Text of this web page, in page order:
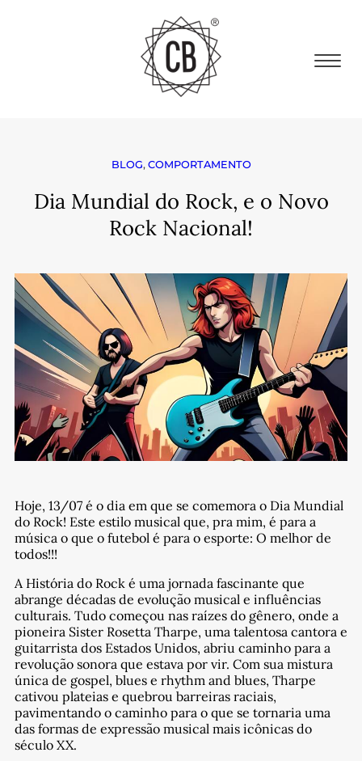
BLOG, COMPORTAMENTO
Dia Mundial do Rock, e o Novo
Rock Nacional!
Hoje, 13/07 é o dia em que se comemora o Dia Mundial
do Rock! Este estilo musical que, pra mim, é para a
música o que o futebol é para o esporte: O melhor de
todos!!!
A História do Rock é uma jornada fascinante que
abrange décadas de evolução musical e influências
culturais. Tudo começou nas raízes do gênero, onde a
pioneira Sister Rosetta Tharpe, uma talentosa cantora e
guitarrista dos Estados Unidos, abriu caminho para a
revolução sonora que estava por vir. Com sua mistura
única de gospel, blues e rhythm and blues, Tharpe
cativou plateias e quebrou barreiras raciais,
pavimentando o caminho para o que se tornaria uma
das formas de expressão musical mais icônicas do
século XX.